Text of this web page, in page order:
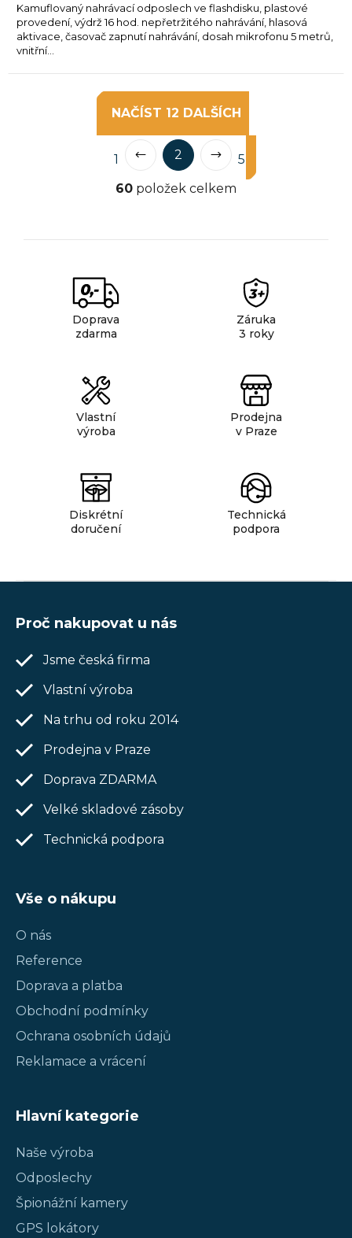
Kamuflovaný nahrávací odposlech ve flashdisku, plastové
provedení, výdrž 16 hod. nepřetržitého nahrávání, hlasová
aktivace, časovač zapnutí nahrávání, dosah mikrofonu 5 metrů,
vnitřní...
O
v
l
NAČÍST 12 DALŠÍCH
S
t
r
á
o
1 2
5
60 položek celkem
Doprava
zdarma
Záruka
3 roky
Vlastní
výroba
Prodejna
v Praze
Diskrétní
doručení
Technická
podpora
Proč nakupovat u nás
Jsme česká firma
Vlastní výroba
Na trhu od roku 2014
Prodejna v Praze
Doprava ZDARMA
Velké skladové zásoby
Technická podpora
Vše o nákupu
O nás
Reference
Doprava a platba
Obchodní podmínky
Ochrana osobních údajů
Reklamace a vrácení
Hlavní kategorie
Naše výroba
Odposlechy
Špionážní kamery
GPS lokátory